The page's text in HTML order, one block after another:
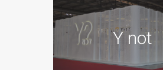
Y not